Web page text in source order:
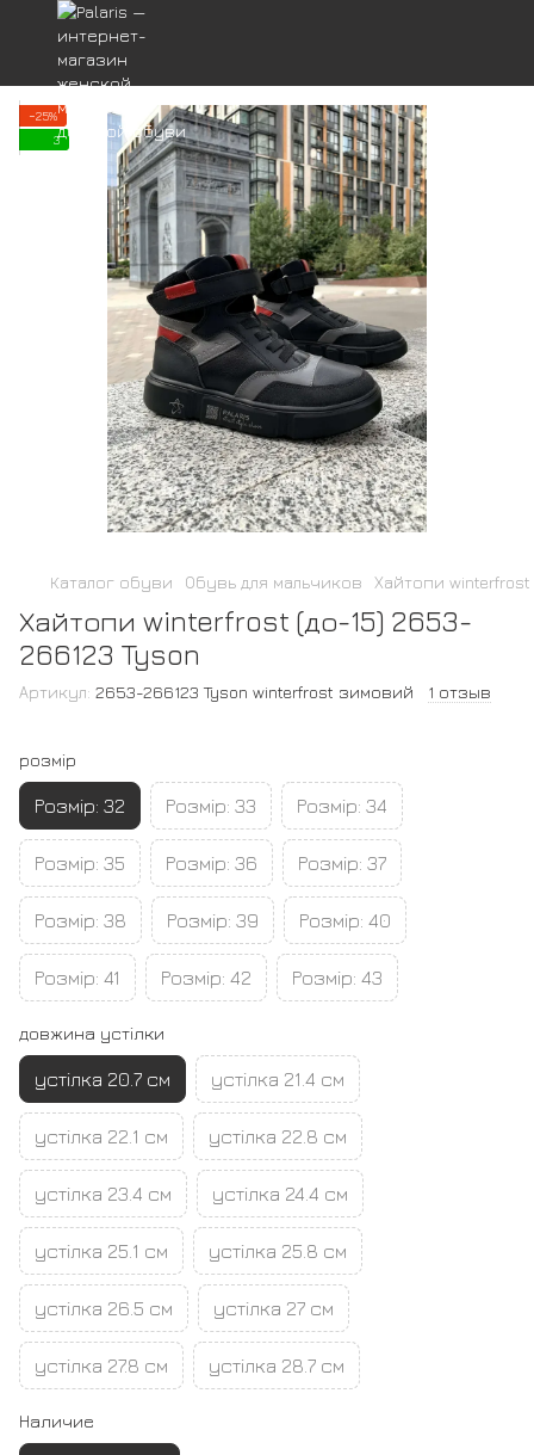
−25%
3
Каталог обуви Обувь для мальчиков Хайтопи winterfrost
Хайтопи winterfrost (до-15) 2653-
266123 Tyson
Артикул: 2653-266123 Tyson winterfrost зимовий 1 отзыв
розмір
Розмір: 32 Розмір: 33 Розмір: 34
Розмір: 35 Розмір: 36 Розмір: 37
Розмір: 38 Розмір: 39 Розмір: 40
Розмір: 41 Розмір: 42 Розмір: 43
довжина устілки
устілка 20.7 см устілка 21.4 см
устілка 22.1 см устілка 22.8 см
устілка 23.4 см устілка 24.4 см
устілка 25.1 см устілка 25.8 см
устілка 26.5 см устілка 27 см
устілка 27.8 см устілка 28.7 см
Наличие